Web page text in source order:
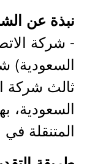
نبذة عن
- شركة
السعودية)
ثالث شركة
السعودية،
المتنقلة